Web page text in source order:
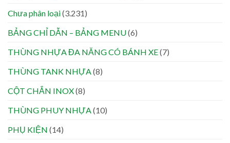
Chưa phân loại(3.231)
BẢNG CHỈ DẪN – BẢNG MENU(6)
THÙNG NHỰA ĐA NĂNG CÓ BÁNH XE(7)
THÙNG TANK NHỰA (8)
CỘT CHẮN INOX(8)
THÙNG PHUY NHỰA (10)
PHỤ KIỆN (14)